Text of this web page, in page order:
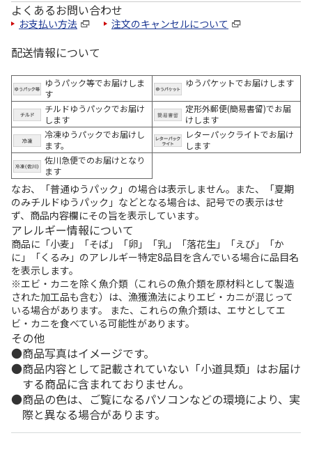
よくあるお問い合わせ
お支払い方法 注文のキャンセルについて
配送情報について
ゆうパック等でお届けしま
す
ゆうパケットでお届けします
チルドゆうパックでお届け
します
定形外郵便(簡易書留)でお届
けします
冷凍ゆうパックでお届けし
ます。
レターパックライトでお届け
します
佐川急便でのお届けとなり
ます
なお、「普通ゆうパック」の場合は表示しません。また、「夏期
のみチルドゆうパック」などとなる場合は、記号での表示はせ
ず、商品内容欄にその旨を表示しています。
アレルギー情報について
商品に「小麦」「そば」「卵」「乳」「落花生」「えび」「か
に」「くるみ」のアレルギー特定8品目を含んでいる場合に品目名
を表示します。
※エビ・カニを除く魚介類（これらの魚介類を原材料として製造
された加工品も含む）は、漁獲漁法によりエビ・カニが混じって
いる場合があります。 また、これらの魚介類は、エサとしてエ
ビ・カニを食べている可能性があります。
その他
商品写真はイメージです。
商品内容として記載されていない「小道具類」はお届け
する商品に含まれておりません。
商品の色は、ご覧になるパソコンなどの環境により、実
際と異なる場合があります。